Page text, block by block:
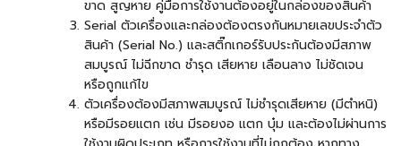
ขาด สูญหาย คู่มือการใช้งานต้องอยู่ในกล่องของสินค้า
Serial ตัวเครื่องและกล่องต้องตรงกันหมายเลขประจำตัว
สินค้า (Serial No.) และสติ๊กเกอร์รับประกันต้องมีสภาพ
สมบูรณ์ ไม่ฉีกขาด ชำรุด เสียหาย เลือนลาง ไม่ชัดเจน
หรือถูกแก้ไข
ตัวเครื่องต้องมีสภาพสมบูรณ์ ไม่ชำรุดเสียหาย (มีตำหนิ)
หรือมีรอยแตก เช่น มีรอยงอ แตก บุ๋ม และต้องไม่ผ่านการ